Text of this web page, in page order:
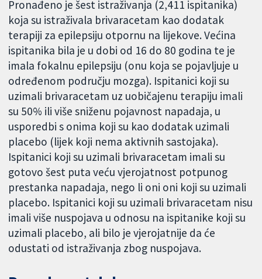
Pronađeno je šest istraživanja (2,411 ispitanika)
koja su istraživala brivaracetam kao dodatak
terapiji za epilepsiju otpornu na lijekove. Većina
ispitanika bila je u dobi od 16 do 80 godina te je
imala fokalnu epilepsiju (onu koja se pojavljuje u
određenom području mozga). Ispitanici koji su
uzimali brivaracetam uz uobičajenu terapiju imali
su 50% ili više sniženu pojavnost napadaja, u
usporedbi s onima koji su kao dodatak uzimali
placebo (lijek koji nema aktivnih sastojaka).
Ispitanici koji su uzimali brivaracetam imali su
gotovo šest puta veću vjerojatnost potpunog
prestanka napadaja, nego li oni oni koji su uzimali
placebo. Ispitanici koji su uzimali brivaracetam nisu
imali više nuspojava u odnosu na ispitanike koji su
uzimali placebo, ali bilo je vjerojatnije da će
odustati od istraživanja zbog nuspojava.